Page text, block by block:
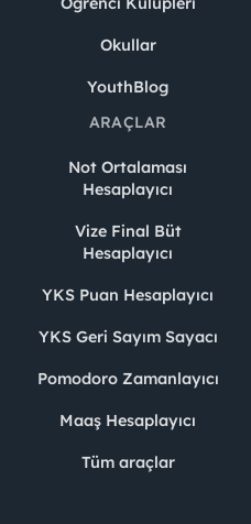
Okullar
YouthBlog
ARAÇLAR
Not Ortalaması
Hesaplayıcı
Vize Final Büt
Hesaplayıcı
YKS Puan Hesaplayıcı
YKS Geri Sayım Sayacı
Pomodoro Zamanlayıcı
Maaş Hesaplayıcı
Tüm araçlar